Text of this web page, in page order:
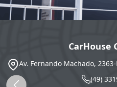
CarHouse
Av. Fernando Machado,
(49)